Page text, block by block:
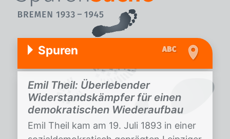
Spuren
Emil Theil: Überlebender
Widerstandskämpfer für einen
demokratischen Wiederaufbau
Emil Theil kam am 19. Juli 1893 in einer